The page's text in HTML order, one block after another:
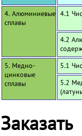
4. Алюминиевые
сплавы
4.1
4.2
5. Медно-
цинковые
сплавы
5.1
5.2
Заказать